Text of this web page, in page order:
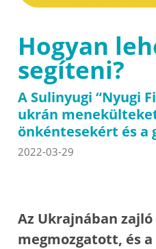
Hogyan
segíteni?
A Sulinyugi “Nyugi
ukrán
önkéntesekért és a
2022-03-29
Az Ukrajnában
megmozgatott, és